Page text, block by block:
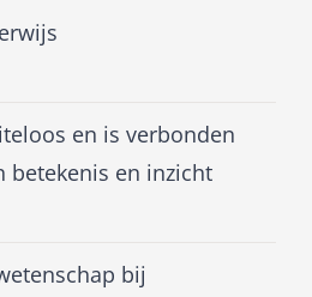
en is verbonden
betekenis en inzicht
bij